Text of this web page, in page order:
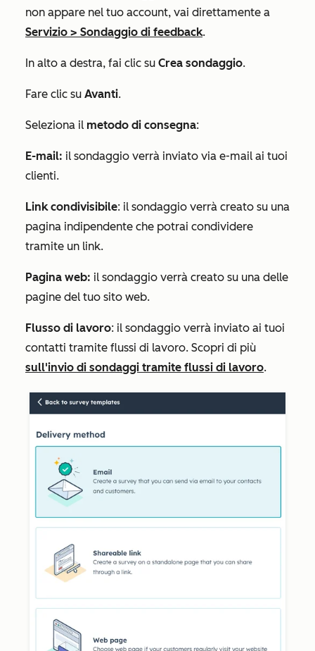
non appare nel tuo account, vai direttamente a
Servizio > Sondaggio di feedback.
In alto a destra, fai clic su Crea sondaggio.
Fare clic su Avanti.
Seleziona il metodo di consegna:
E-mail: il sondaggio verrà inviato via e-mail ai tuoi
clienti.
Link condivisibile: il sondaggio verrà creato su una
pagina indipendente che potrai condividere
tramite un link.
Pagina web: il sondaggio verrà creato su una delle
pagine del tuo sito web.
Flusso di lavoro: il sondaggio verrà inviato ai tuoi
contatti tramite flussi di lavoro. Scopri di più
sull'invio di sondaggi tramite flussi di lavoro.